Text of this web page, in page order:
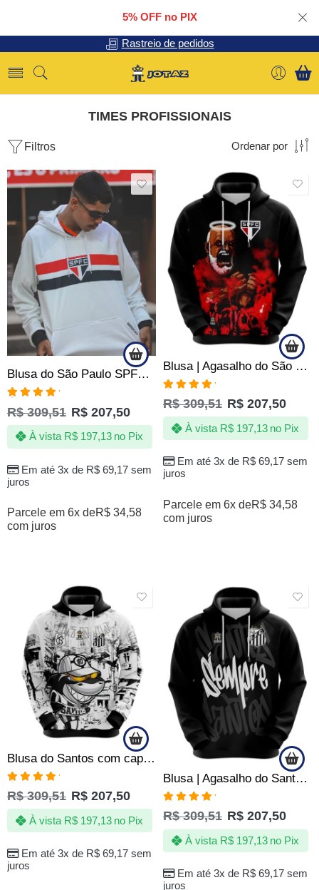
5% OFF no PIX
Rastreio de pedidos
TIMES PROFISSIONAIS
Filtros Ordenar por
SALE
Blusa do São Paulo SPFC Campeão de Tudo com Canguru Oficial
Avaliação
5.00de 5
R$309,51 R$ 207,50
Em até 3x de R$69,17sem
juros
À vista R$197,13 no Pix
Parcele em 6x deR$ 34,58
com juros
Blusa | Agasalho do São Paulo SPFC – Vovô Tricolor Vibrante – Produto Oficial
Avaliação
5.00de 5
R$309,51 R$ 207,50
Em até 3x de R$69,17sem
juros
À vista R$197,13 no Pix
Parcele em 6x deR$ 34,58
com juros
Blusa do Santos com capuz – Time da Vila – Produto Oficial – Masculino
Avaliação
5.00de 5
R$309,51 R$ 207,50
Em até 3x de R$69,17sem
juros
À vista R$197,13 no Pix
Blusa | Agasalho do Santos Sempre Santos com Capuz e Canguru Preta – Oficial
Avaliação
5.00de 5
R$309,51 R$ 207,50
Em até 3x de R$69,17sem
juros
À vista R$197,13 no Pix